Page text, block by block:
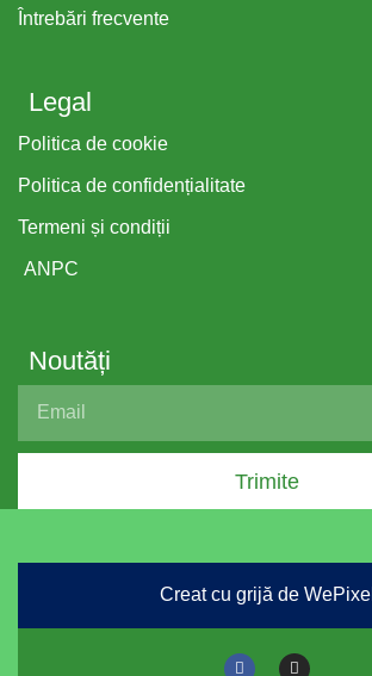
Întrebări frecvente
Legal
Politica de cookie
Politica de confidențialitate
Termeni și condiții
ANPC
Noutăți
Trimite
Creat cu grijă de WePixel